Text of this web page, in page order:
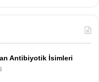
Antibiyotik İsimleri